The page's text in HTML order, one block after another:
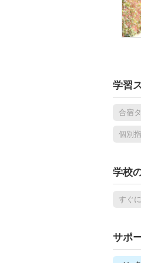
学習
合宿
個別
学校
すぐ
サポ